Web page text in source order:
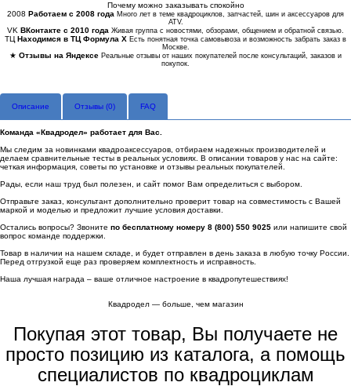
Почему можно заказывать спокойно
2008 Работаем с 2008 года Много лет в теме квадроциклов, запчастей, шин и аксессуаров для
ATV.
VK ВКонтакте с 2010 года Живая группа с новостями, обзорами, общением и обратной связью.
ТЦ Находимся в ТЦ Формула Х Есть понятная точка самовывоза и возможность забрать заказ в
Москве.
★ Отзывы на Яндексе Реальные отзывы от наших покупателей после консультаций, заказов и
покупок.
Описание Отзывы (0) FAQ
Команда «Квадродел» работает для Вас.
Мы следим за новинками квадроаксессуаров, отбираем надежных производителей и
делаем сравнительные тесты в реальных условиях. В описании товаров у нас на сайте:
четкая информация, советы по установке и отзывы реальных покупателей.
Рады, если наш труд был полезен, и сайт помог Вам определиться с выбором.
Отправьте заказ, консультант дополнительно проверит товар на совместимость с Вашей
маркой и моделью и предложит лучшие условия доставки.
Остались вопросы? Звоните по бесплатному номеру 8 (800) 550 9025 или напишите свой
вопрос команде поддержки.
Товар в наличии на нашем складе, и будет отправлен в день заказа в любую точку России.
Перед отгрузкой еще раз проверяем комплектность и исправность.
Наша лучшая награда – ваше отличное настроение в квадропутешествиях!
Квадродел — больше, чем магазин
Покупая этот товар, Вы получаете не
просто позицию из каталога, а помощь
специалистов по квадроциклам